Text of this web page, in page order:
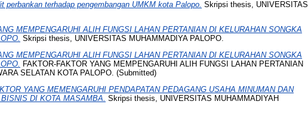
perbankan terhadap pengembangan UMKM kota Palopo. Skripsi thesis, UNIVERSITAS
MEMPENGARUHI ALIH FUNGSI LAHAN PERTANIAN DI KELURAHAN SONGKA
Skripsi thesis, UNIVERSITAS MUHAMMADIYA PALOPO.
MEMPENGARUHI ALIH FUNGSI LAHAN PERTANIAN DI KELURAHAN SONGKA
FAKTOR-FAKTOR YANG MEMPENGARUHI ALIH FUNGSI LAHAN PERTANIAN
SELATAN KOTA PALOPO. (Submitted)
YANG MEMENGARUHI PENDAPATAN PEDAGANG USAHA MINUMAN DAN
DI KOTA MASAMBA. Skripsi thesis, UNIVERSITAS MUHAMMADIYAH